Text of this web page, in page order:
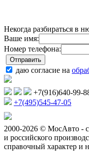
Некогда разбираться в
Ваше имя:
Номер телефона:
даю согласие на
+7(916)640-99-
+7(495)545-47-05
2000-2026 © МосАвто -
и российского
справочный характер и